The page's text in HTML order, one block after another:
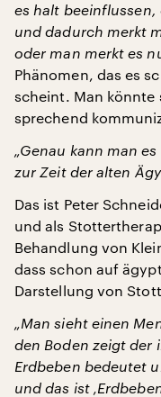
es halt
und dadurch merkt
oder man merkt es
Phänomen, das es
scheint. Man könnte
sprechend
„Genau kann man
zur Zeit der alten
Das ist Peter
und als
Behandlung von
dass schon auf
Darstellung von
„Man sieht einen
den Boden zeigt der
Erdbeben bedeutet
und das ist